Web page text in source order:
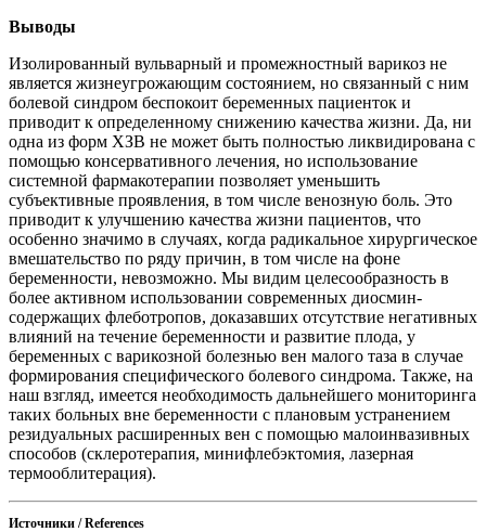
Выводы
Изолированный вульварный и промежностный варикоз не
является жизнеугрожающим состоянием, но связанный с ним
болевой синдром беспокоит беременных пациенток и
приводит к определенному снижению качества жизни. Да, ни
одна из форм ХЗВ не может быть полностью ликвидирована с
помощью консервативного лечения, но использование
системной фармакотерапии позволяет уменьшить
субъективные проявления, в том числе венозную боль. Это
приводит к улучшению качества жизни пациентов, что
особенно значимо в случаях, когда радикальное хирургическое
вмешательство по ряду причин, в том числе на фоне
беременности, невозможно. Мы видим целесообразность в
более активном использовании современных диосмин-
содержащих флеботропов, доказавших отсутствие негативных
влияний на течение беременности и развитие плода, у
беременных с варикозной болезнью вен малого таза в случае
формирования специфического болевого синдрома. Также, на
наш взгляд, имеется необходимость дальнейшего мониторинга
таких больных вне беременности с плановым устранением
резидуальных расширенных вен с помощью малоинвазивных
способов (склеротерапия, минифлебэктомия, лазерная
термооблитерация).
Источники / References